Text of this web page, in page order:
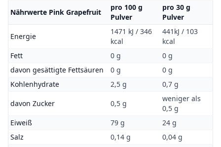
Nährwerte Pink Grapefruit
pro 100 g
Pulver
pro 30 g
Pulver
Energie
1471 kJ / 346
kcal
441kJ / 103
kcal
Fett
0 g
0 g
davon gesättigte Fettsäuren
0 g
0 g
Kohlenhydrate
2,5 g 0,7 g
davon Zucker 0,5 g
weniger als
0,5 g
Eiweiß
79 g
24 g
Salz
0,14 g 0,04 g